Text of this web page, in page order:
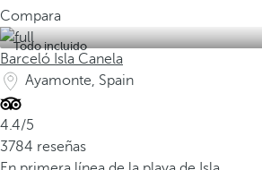
Compara
Todo incluido
Barceló Isla Canela
Ayamonte, Spain
4.4/5
3784 reseñas